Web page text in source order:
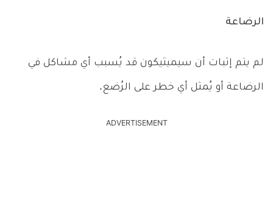
الرضاعة
لم يتم إثبات أن سيميثيكون قد يُسبب أي مشاكل في
الرضاعة أو يُمثل أي خطر على الرُضع.
ADVERTISEMENT